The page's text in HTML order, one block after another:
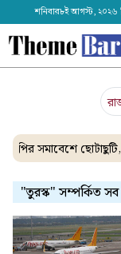
শনিবার৮ই আগস্ট, ২০২৬
সমাবেশে
"তুরস্ক" সম্পর্কিত